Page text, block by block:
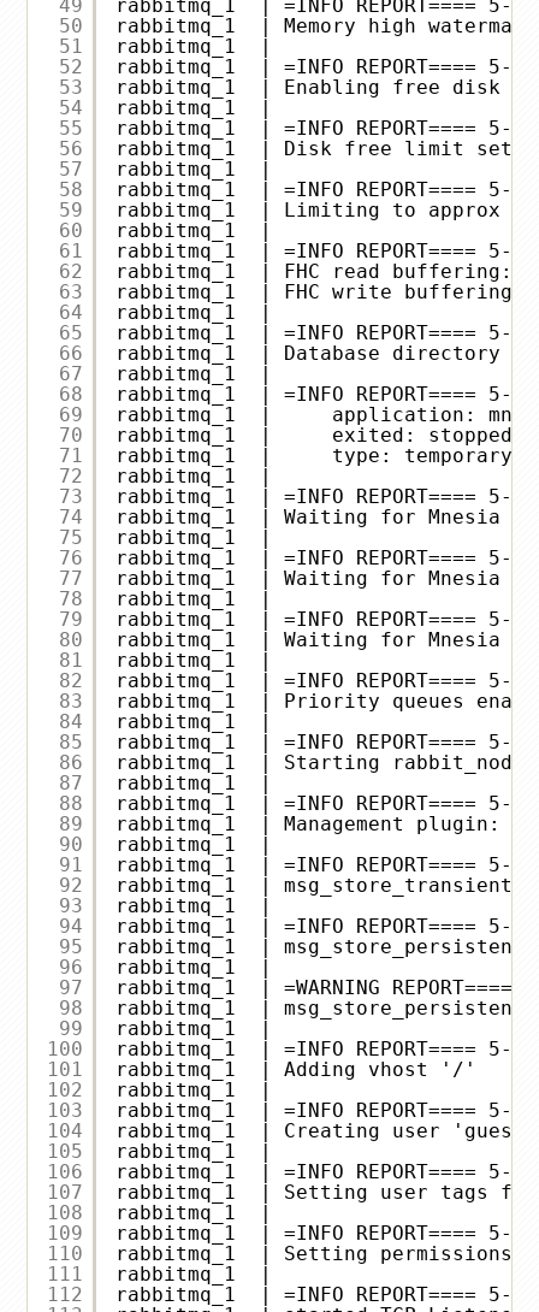
49
50
51
52
53
54
55
56
57
58
59
60
61
62
63
64
65
66
67
68
69
70
71
72
73
74
75
76
77
78
79
80
81
82
83
84
85
86
87
88
89
90
91
92
93
94
95
96
97
98
99
100
101
102
103
104
105
106
107
108
109
110
111
112
rabbitmq_1  | =INFO REPORT==== 5-
rabbitmq_1  | Memory high
rabbitmq_1  |
rabbitmq_1  | =INFO REPORT==== 5-
rabbitmq_1  | Enabling free disk
rabbitmq_1  |
rabbitmq_1  | =INFO REPORT==== 5-
rabbitmq_1  | Disk free limit set to
rabbitmq_1  |
rabbitmq_1  | =INFO REPORT==== 5-
rabbitmq_1  | Limiting to approx
rabbitmq_1  |
rabbitmq_1  | =INFO REPORT==== 5-
rabbitmq_1  | FHC read buffering:
rabbitmq_1  | FHC write buffering:
rabbitmq_1  |
rabbitmq_1  | =INFO REPORT==== 5-
rabbitmq_1  | Database directory
rabbitmq_1  |
rabbitmq_1  | =INFO REPORT==== 5-
rabbitmq_1  |     application:
rabbitmq_1  |     exited: stopped
rabbitmq_1  |     type: temporary
rabbitmq_1  |
rabbitmq_1  | =INFO REPORT==== 5-
rabbitmq_1  | Waiting for Mnesia
rabbitmq_1  |
rabbitmq_1  | =INFO REPORT==== 5-
rabbitmq_1  | Waiting for Mnesia
rabbitmq_1  |
rabbitmq_1  | =INFO REPORT==== 5-
rabbitmq_1  | Waiting for Mnesia
rabbitmq_1  |
rabbitmq_1  | =INFO REPORT==== 5-
rabbitmq_1  | Priority queues
rabbitmq_1  |
rabbitmq_1  | =INFO REPORT==== 5-
rabbitmq_1  | Starting
rabbitmq_1  |
rabbitmq_1  | =INFO REPORT==== 5-
rabbitmq_1  | Management plugin:
rabbitmq_1  |
rabbitmq_1  | =INFO REPORT==== 5-
rabbitmq_1  |
rabbitmq_1  |
rabbitmq_1  | =INFO REPORT==== 5-
rabbitmq_1  |
rabbitmq_1  |
rabbitmq_1  | =WARNING
rabbitmq_1  |
rabbitmq_1  |
rabbitmq_1  | =INFO REPORT==== 5-
rabbitmq_1  | Adding vhost '/'
rabbitmq_1  |
rabbitmq_1  | =INFO REPORT==== 5-
rabbitmq_1  | Creating user 'guest'
rabbitmq_1  |
rabbitmq_1  | =INFO REPORT==== 5-
rabbitmq_1  | Setting user tags
rabbitmq_1  |
rabbitmq_1  | =INFO REPORT==== 5-
rabbitmq_1  | Setting
rabbitmq_1  |
rabbitmq_1  | =INFO REPORT==== 5-